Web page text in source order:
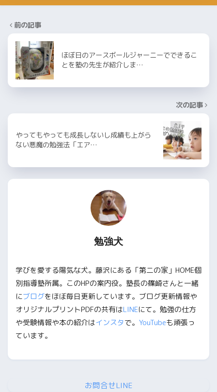
前の記事
ほぼ日のアースボールジャーニーでできるこ
とを塾の先生が紹介しま…
次の記事
やってもやっても成長しないし成績も上がら
ない悪魔の勉強法「エア…
勉強犬
学びを愛する陽気な犬。藤沢にある「第二の家」HOME個
別指導塾所属。このHPの案内役。塾長の篠崎さんと一緒
にブログをほぼ毎日更新しています。ブログ更新情報や
オリジナルプリントPDFの共有はLINEにて。勉強の仕方
や受験情報や本の紹介はインスタで。 YouTubeも頑張っ
ています。
お問合せLINE